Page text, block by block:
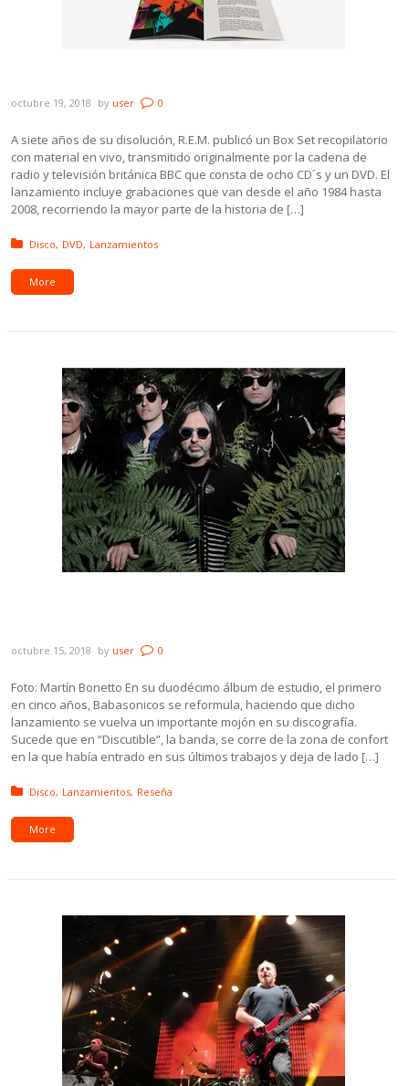
octubre 19, 2018 by user 0
A siete años de su disolución, R.E.M. publicó un Box Set recopilatorio
con material en vivo, transmitido originalmente por la cadena de
radio y televisión británica BBC que consta de ocho CD´s y un DVD. El
lanzamiento incluye grabaciones que van desde el año 1984 hasta
2008, recorriendo la mayor parte de la historia de […]
Posted in:
Disco DVD Lanzamientos
More
octubre 15, 2018 by user 0
Foto: Martín Bonetto En su duodécimo álbum de estudio, el primero
en cinco años, Babasonicos se reformula, haciendo que dicho
lanzamiento se vuelva un importante mojón en su discografía.
Sucede que en “Discutible”, la banda, se corre de la zona de confort
en la que había entrado en sus últimos trabajos y deja de lado […]
Posted in:
Disco Lanzamientos Reseña
More